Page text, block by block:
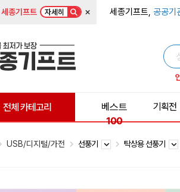
세종기프트 자세히 × 세종기프트, 공공기
전체 카테고리
베스트
100
기획전
USB/디지털/가전 선풍기 탁상용 선풍기